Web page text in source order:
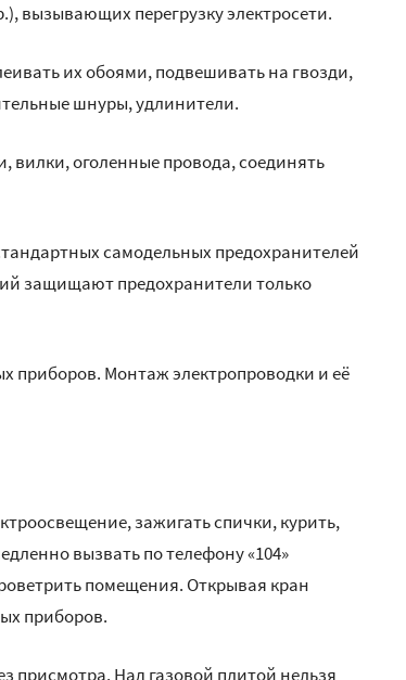
вызывающих перегрузку электросети.
их обоями, подвешивать на гвозди,
шнуры, удлинители.
оголенные провода, соединять
самодельных предохранителей
защищают предохранители только
приборов. Монтаж электропроводки и её
зажигать спички, курить,
вызвать по телефону «104»
помещения. Открывая кран
приборов.
Над газовой плитой нельзя